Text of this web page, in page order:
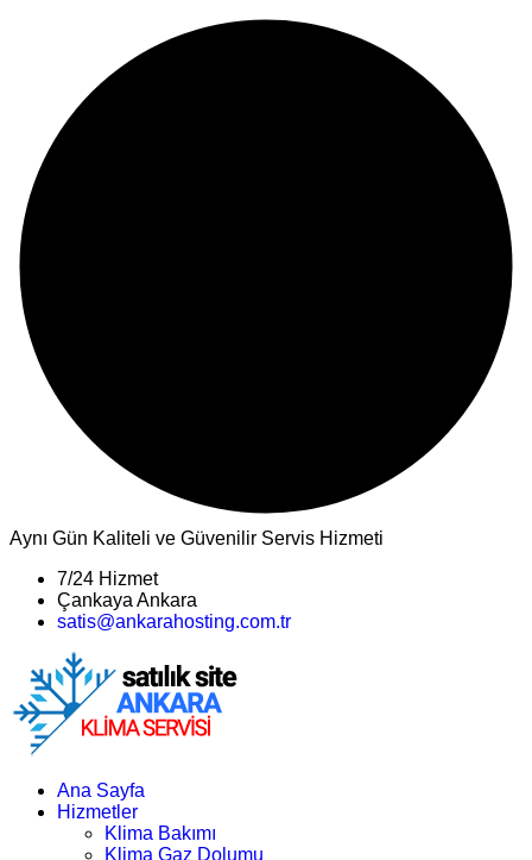
Aynı Gün Kaliteli ve Güvenilir Servis Hizmeti
7/24 Hizmet
Çankaya Ankara
satis@ankarahosting.com.tr
Ana Sayfa
Hizmetler
Klima Bakımı
Klima Gaz Dolumu